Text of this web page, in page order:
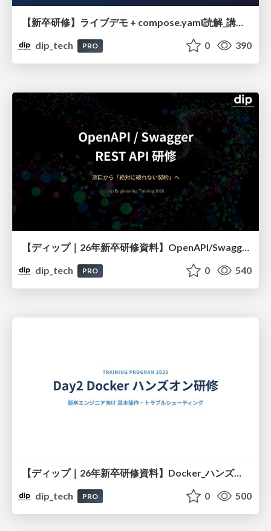
【新卒研修】ライブデモ + compose.yaml読解_講義資料
dip_tech
PRO 0 390
【ディップ｜26年新卒研修資料】OpenAPI/Swagger REST API研修
dip_tech
PRO 0 540
【ディップ｜26年新卒研修資料】Docker_ハンズオン研修
dip_tech
PRO 0 500